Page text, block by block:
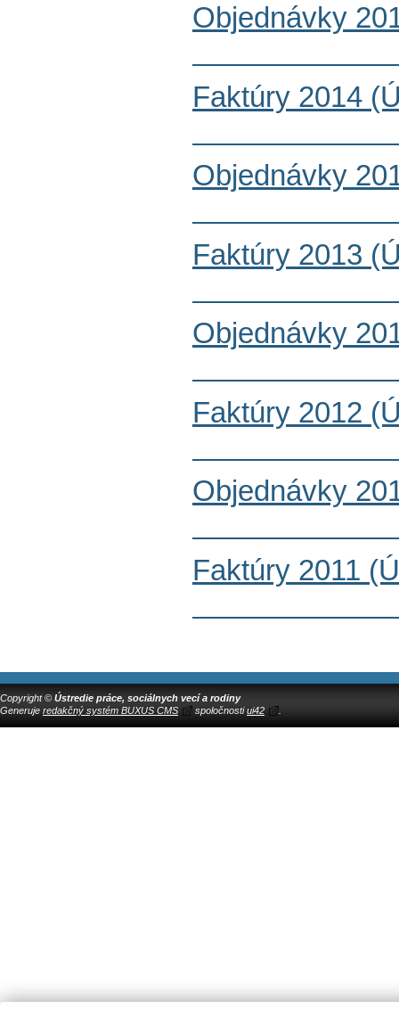
Objednávky
Faktúry 2014
Objednávky
Faktúry 2013
Objednávky
Faktúry 2012
Objednávky
Faktúry 2011
Copyright © Ústredie práce, sociálnych vecí a rodiny
Generuje redakčný systém BUXUS CMS spoločnostiui42